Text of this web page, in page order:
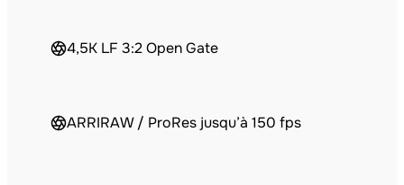
4,5K LF 3:2 Open Gate
ARRIRAW / ProRes jusqu’à 150 fps